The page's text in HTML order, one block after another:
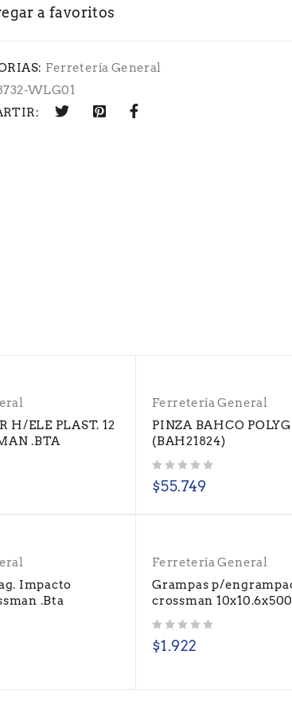
Ferretería General
WLG01
H/ELE PLAST. 12
.BTA
Ferretería General
PINZA BAHCO
(BAH21824)
$55.749
Impacto
.Bta
Ferretería General
Grampas p/
crossman
$1.922